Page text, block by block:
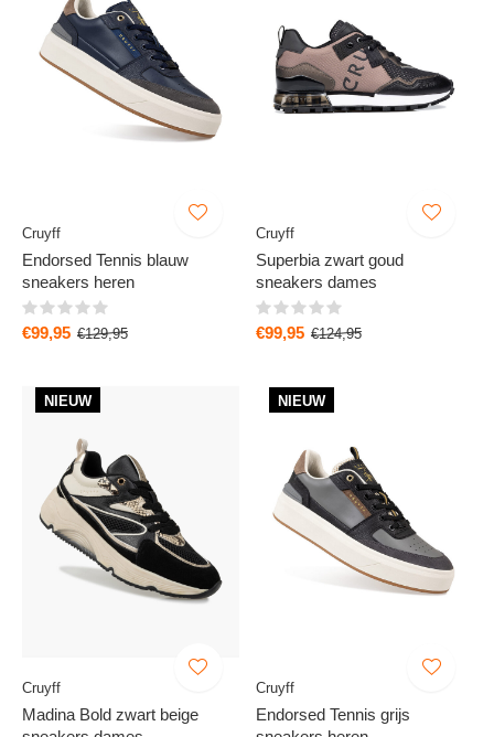
Cruyff
Endorsed Tennis blauw
sneakers heren
€99,95 €129,95
Cruyff
Superbia zwart goud
sneakers dames
€99,95 €124,95
NIEUW
Cruyff
Madina Bold zwart beige
NIEUW
Cruyff
Endorsed Tennis grijs